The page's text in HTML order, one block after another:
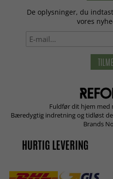
De oplysninger, du
vores
Fuldfør dit hjem med
Bæredygtig indretning og tidløst
Brands
HURTIG LEVERING